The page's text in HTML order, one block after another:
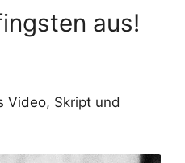
aus!
Video, Skript und